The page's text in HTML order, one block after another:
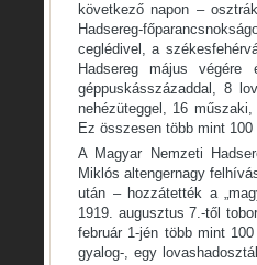
következő napon –
Hadsereg-
ceglédivel, a
Hadsereg május végére
géppuskásszázaddal, 8
nehézüteggel, 16
Ez összesen több mint
A Magyar Nemzeti
Miklós altengernagy
után – hozzátették a
1919. augusztus 7.-től
február 1-jén több mint
gyalog-, egy